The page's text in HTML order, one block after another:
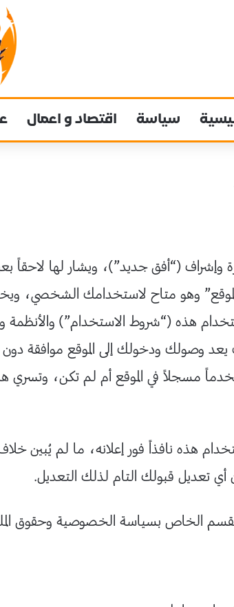
سياسة اقتصاد و اعمال
وإشراف (“أفق جديد”)، ويشار لها لاحقاً
“الموقع” وهو متاح لاستخدامك
هذه (“شروط الاستخدام”) والأنظمة
يعد وصولك ودخولك إلى الموقع موافقة
مسجلاً في الموقع أم لم تكن، وتسري هذا
هذه نافذاً فور إعلانه، ما لم يُبين
أي تعديل قبولك التام لذلك التعديل.
الخاص بسياسة الخصوصية وحقوق